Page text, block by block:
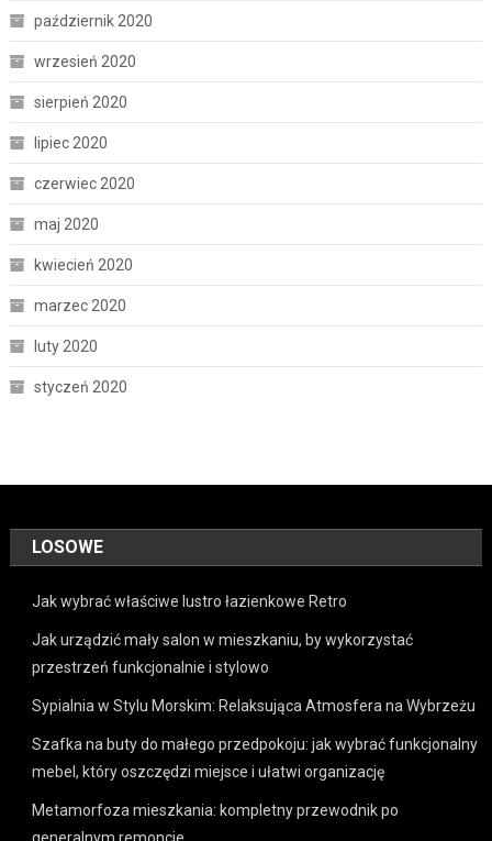
październik 2020
wrzesień 2020
sierpień 2020
lipiec 2020
czerwiec 2020
maj 2020
kwiecień 2020
marzec 2020
luty 2020
styczeń 2020
LOSOWE
Jak wybrać właściwe lustro łazienkowe Retro
Jak urządzić mały salon w mieszkaniu, by wykorzystać
przestrzeń funkcjonalnie i stylowo
Sypialnia w Stylu Morskim: Relaksująca Atmosfera na Wybrzeżu
Szafka na buty do małego przedpokoju: jak wybrać funkcjonalny
mebel, który oszczędzi miejsce i ułatwi organizację
Metamorfoza mieszkania: kompletny przewodnik po
generalnym remoncie